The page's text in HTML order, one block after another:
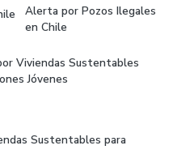
Alerta por Pozos Ilegales
en Chile
Viviendas Sustentables
Jóvenes